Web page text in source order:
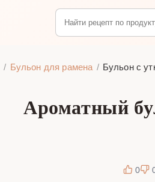
Бульон для рамена Бульон с
Ароматный
0